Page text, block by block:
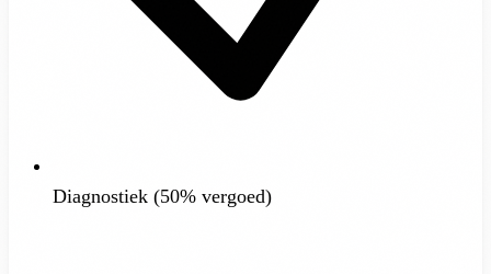
Diagnostiek (50% vergoed)